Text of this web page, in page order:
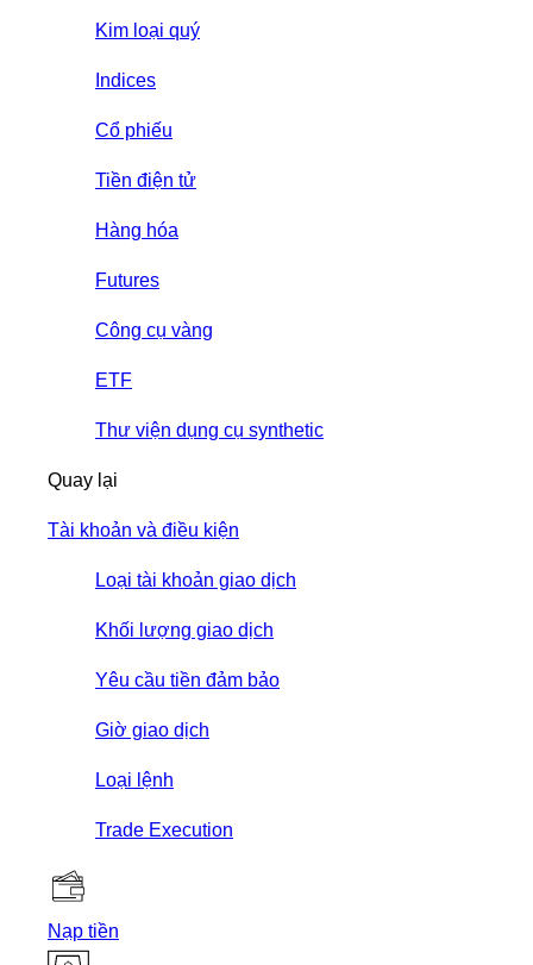
Kim loại quý
Indices
Cổ phiếu
Tiền điện tử
Hàng hóa
Futures
Công cụ vàng
ETF
Thư viện dụng cụ synthetic
Quay lại
Tài khoản và điều kiện
Loại tài khoản giao dịch
Khối lượng giao dịch
Yêu cầu tiền đảm bảo
Giờ giao dịch
Loại lệnh
Trade Execution
Nạp tiền